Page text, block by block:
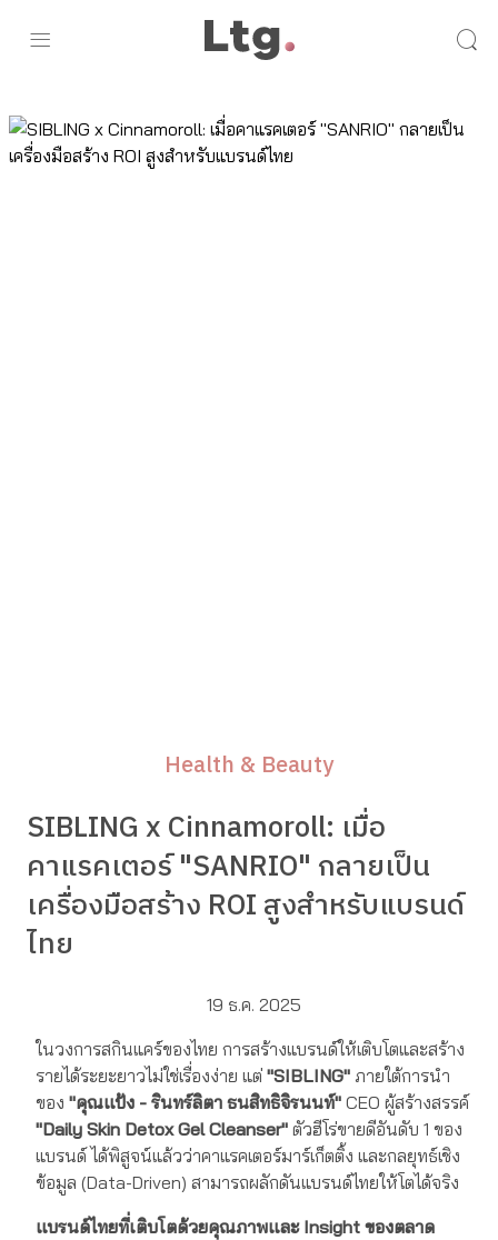
Health & Beauty
SIBLING x Cinnamoroll: เมื่อ
คาแรคเตอร์ "SANRIO" กลายเป็น
เครื่องมือสร้าง ROI สูงสำหรับแบรนด์
ไทย
19 ธ.ค. 2025
ในวงการสกินแคร์ของไทย การสร้างแบรนด์ให้เติบโตและสร้าง
รายได้ระยะยาวไม่ใช่เรื่องง่าย แต่ "SIBLING" ภายใต้การนำ
ของ "คุณแป้ง - รินทร์ลิตา ธนสิทธิจิรนนท์" CEO ผู้สร้างสรรค์
"Daily Skin Detox Gel Cleanser" ตัวฮีโร่ขายดีอันดับ 1 ของ
แบรนด์ ได้พิสูจน์แล้วว่าคาแรคเตอร์มาร์เก็ตติ้ง และกลยุทธ์เชิง
ข้อมูล (Data-Driven) สามารถผลักดันแบรนด์ไทยให้โตได้จริง
แบรนด์ไทยที่เติบโตด้วยคุณภาพและ Insight ของตลาด